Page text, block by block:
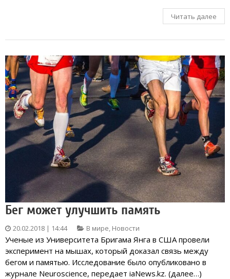
Читать далее
Бег может улучшить память
20.02.2018 | 14:44 В мире Новости
Ученые из Университета Бригама Янга в США провели
эксперимент на мышах, который доказал связь между
бегом и памятью. Исследование было опубликовано в
журнале Neuroscience, передает iaNews.kz. (далее…)